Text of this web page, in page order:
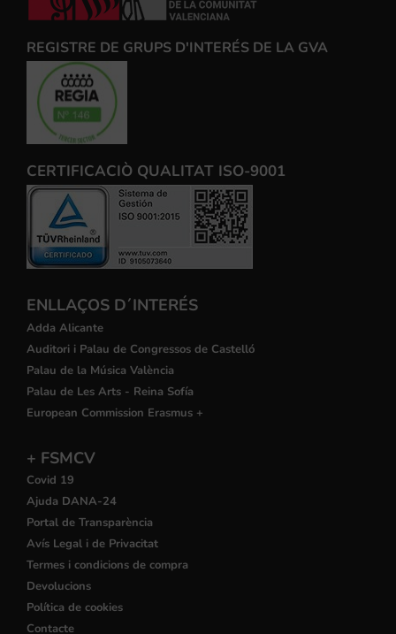
REGISTRE DE GRUPS D'INTERÉS DE LA GVA
CERTIFICACIÒ QUALITAT ISO-9001
ENLLAÇOS D´INTERÉS
Adda Alicante
Auditori i Palau de Congressos de Castelló
Palau de la Música València
Palau de Les Arts - Reina Sofía
European Commission Erasmus +
+ FSMCV
Covid 19
Ajuda DANA-24
Portal de Transparència
Avís Legal i de Privacitat
Termes i condicions de compra
Devolucions
Política de cookies
Contacte